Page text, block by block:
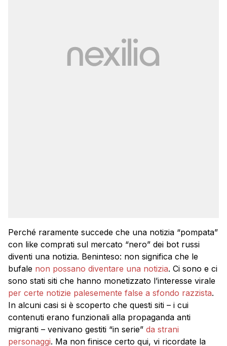
Perché raramente succede che una notizia “pompata”
con like comprati sul mercato “nero” dei bot russi
diventi una notizia. Beninteso: non significa che le
bufale non possano diventare una notizia. Ci sono e ci
sono stati siti che hanno monetizzato l’interesse virale
per certe notizie palesemente false a sfondo razzista.
In alcuni casi si è scoperto che questi siti – i cui
contenuti erano funzionali alla propaganda anti
migranti – venivano gestiti “in serie” da strani
personaggi. Ma non finisce certo qui, vi ricordate la